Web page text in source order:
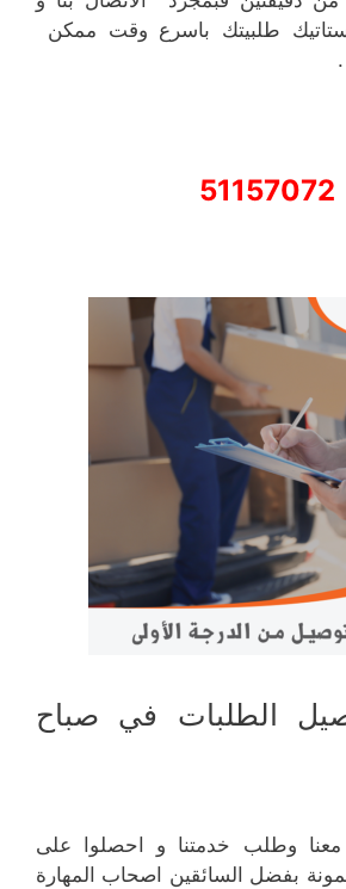
طلبيتك باسرع وقت ممكن
51157072
الطلبات في صباح
معنا وطلب خدمتنا و احصلوا على
بفضل السائقين اصحاب المهارة